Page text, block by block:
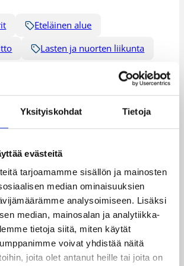
Yksityiskohdat Tietoja
evästeitä
tarjoamamme sisällön ja mainosten
median ominaisuuksien
analysoimiseen. Lisäksi
median, mainosalan ja analytiikka-
tietoja siitä, miten käytät
voivat yhdistää näitä
joita olet antanut heille tai joita on
Eteläinen alue
Lasten ja nuorten liikunta